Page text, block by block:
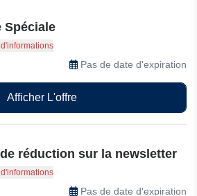
Spéciale
obtenir des cartes cadeaux d'une
Plus d'informations
Pas de date d'expiration
Afficher L'offre
réduction sur la newsletter
réduction de 10% en vous inscrivant à
Plus d'informations
Pas de date d'expiration